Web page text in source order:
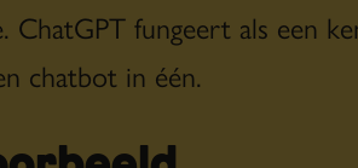
fungeert als een
chatbot in één.